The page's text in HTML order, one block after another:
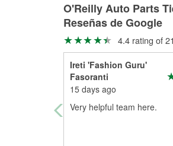
O'Reilly Auto Parts
Reseñas de Google
4.4 rating of
Ireti 'Fashion Guru'
Fasoranti
15 days ago
Very helpful team here.